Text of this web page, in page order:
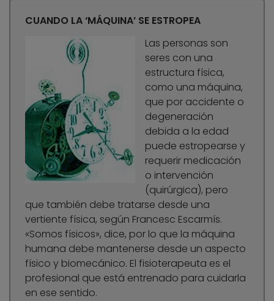
CUANDO LA ‘MÁQUINA’ SE ESTROPEA
Las personas son
seres con una
estructura física,
como una máquina,
que por accidente o
degeneración
debida a la edad
puede estropearse y
requerir medicación
o intervención
(quirúrgica), pero
que también debe tratarse desde una
vertiente física, según Francesc Escarmís.
«Somos físicos», dice, por lo que la máquina
humana debe mantenerse desde un aspecto
físico y biomecánico. El fisioterapeuta es el
profesional que está entrenado para cuidarla
en ese sentido.